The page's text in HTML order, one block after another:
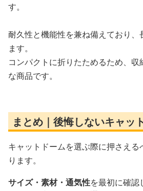
す。
耐久性と機能性を兼ね備えており、
ます。
コンパクトに折りたためるため、
な商品です。
まとめ｜後悔しないキャッ
キャットドームを選ぶ際に押さえる
ります。
サイズ・素材・通気性を最初に確認